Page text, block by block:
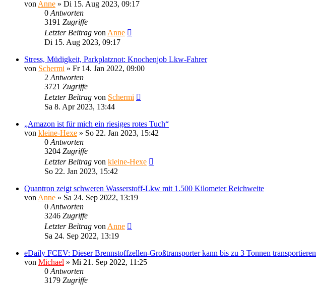
von Anne » Di 15. Aug 2023, 09:17
0 Antworten
3191 Zugriffe
Letzter Beitrag von Anne
Di 15. Aug 2023, 09:17
Stress, Müdigkeit, Parkplatznot: Knochenjob Lkw-Fahrer
von Schermi » Fr 14. Jan 2022, 09:00
2 Antworten
3721 Zugriffe
Letzter Beitrag von Schermi
Sa 8. Apr 2023, 13:44
„Amazon ist für mich ein riesiges rotes Tuch“
von kleine-Hexe » So 22. Jan 2023, 15:42
0 Antworten
3204 Zugriffe
Letzter Beitrag von kleine-Hexe
So 22. Jan 2023, 15:42
Quantron zeigt schweren Wasserstoff-Lkw mit 1.500 Kilometer Reichweite
von Anne » Sa 24. Sep 2022, 13:19
0 Antworten
3246 Zugriffe
Letzter Beitrag von Anne
Sa 24. Sep 2022, 13:19
eDaily FCEV: Dieser Brennstoffzellen-Großtransporter kann bis zu 3 Tonnen transportieren
von Michael » Mi 21. Sep 2022, 11:25
0 Antworten
3179 Zugriffe